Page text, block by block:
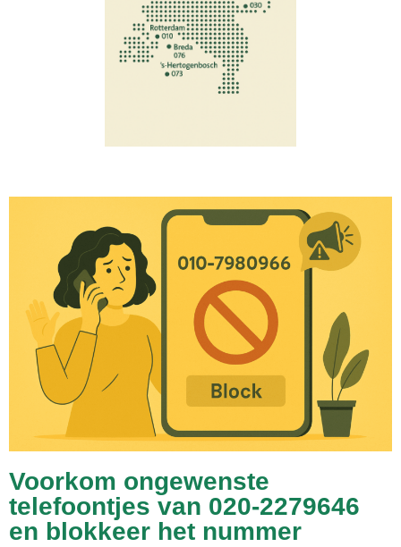
Voorkom ongewenste
telefoontjes van 020-2279646
en blokkeer het nummer